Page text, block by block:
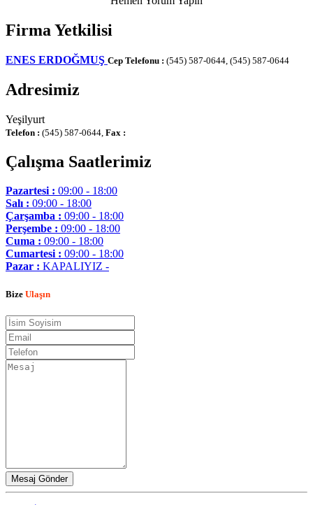
Firma Yetkilisi
ENES ERDOĞMUŞ Cep Telefonu : (545) 587-0644, (545) 587-0644
Adresimiz
Yeşilyurt
Telefon : (545) 587-0644, Fax :
Çalışma Saatlerimiz
Pazartesi : 09:00 - 18:00
Salı : 09:00 - 18:00
Çarşamba : 09:00 - 18:00
Perşembe : 09:00 - 18:00
Cuma : 09:00 - 18:00
Cumartesi : 09:00 - 18:00
Pazar : KAPALIYIZ -
Bize Ulaşın